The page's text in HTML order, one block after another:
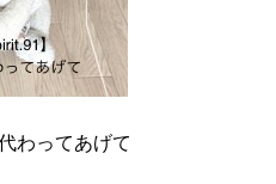
たら代わってあげて